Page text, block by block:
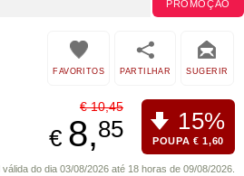
PROMOÇÃO
SUGERIR
PARTILHAR
FAVORITOS
€ 10,45
€ 8,85 15%
POUPA € 1,60
do dia 03/08/2026 até 18 horas de 09/08/2026.